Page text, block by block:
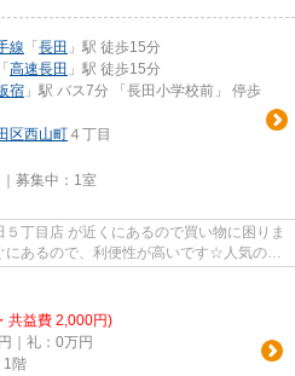
線 「 長田 」駅 徒歩15分
「 高速長田 」駅 徒歩15分
宿 」駅 バス7分 「長田小学校前」 停歩
区西山町 ４丁目
募集中： 1室
丁目店 が近くにあるので買い物に困りま
にあるので、利便性が高いです☆人気の、
共益費 2,000円)
｜礼：0万円
1階